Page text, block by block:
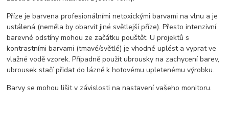
Příze je barvena profesionálními netoxickými barvami na vlnu a je
ustálená (neměla by obarvit jiné světlejší příze). Přesto intenzivní
barevné odstíny mohou ze začátku pouštět. U projektů s
kontrastními barvami (tmavé/světlé) je vhodné uplést a vyprat ve
vlažné vodě vzorek. Případně použít ubrousky na zachycení barev,
ubrousek stačí přidat do lázně k hotovému upletenému výrobku.
Barvy se mohou lišit v závislosti na nastavení vašeho monitoru.